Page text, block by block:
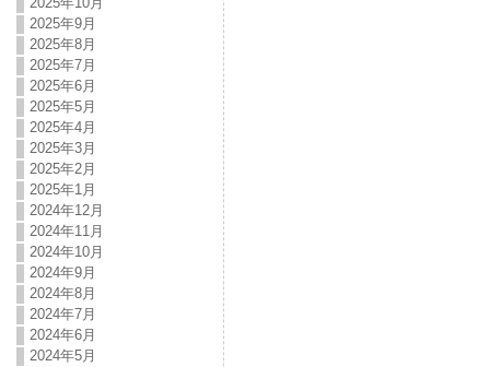
2025年9月
2025年8月
2025年7月
2025年6月
2025年5月
2025年4月
2025年3月
2025年2月
2025年1月
2024年12月
2024年11月
2024年10月
2024年9月
2024年8月
2024年7月
2024年6月
2024年5月